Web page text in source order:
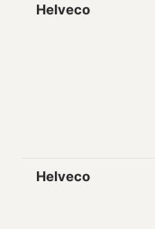
Helveco
Helveco